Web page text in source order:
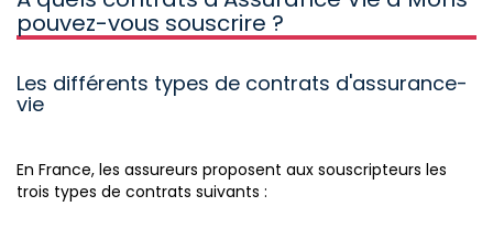
pouvez-vous souscrire ?
Les différents types de contrats d'assurance-
vie
En France, les assureurs proposent aux souscripteurs les
trois types de contrats suivants :